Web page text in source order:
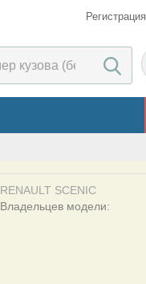
Регистрация
RENAULT SCENIC
Владельцев модели: